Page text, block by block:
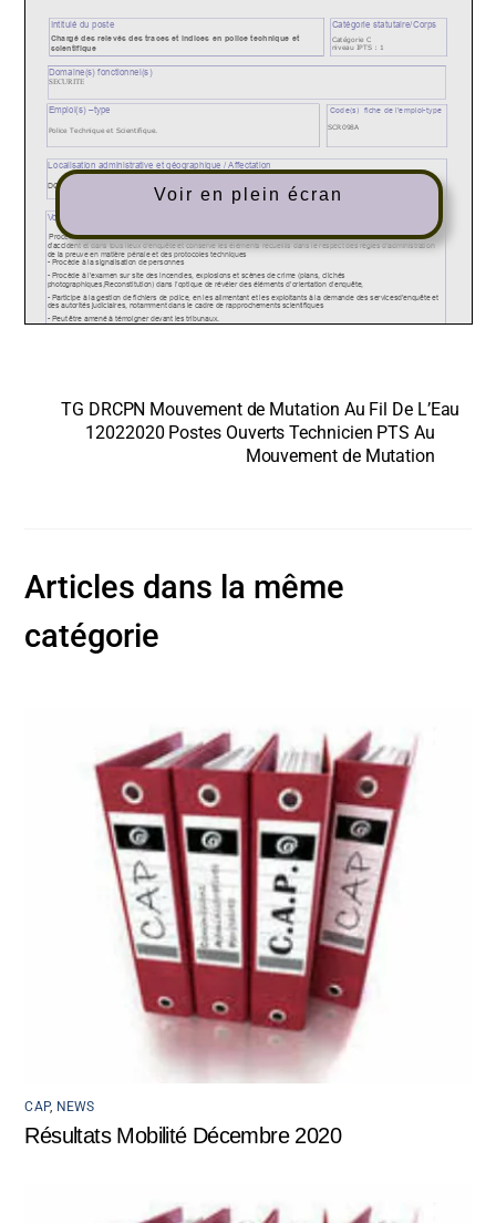
Voir en plein écran
TG DRCPN Mouvement de Mutation Au Fil De L’Eau
12022020 Postes Ouverts Technicien PTS Au
Mouvement de Mutation
Articles dans la même
catégorie
CAP, NEWS
Résultats Mobilité Décembre 2020